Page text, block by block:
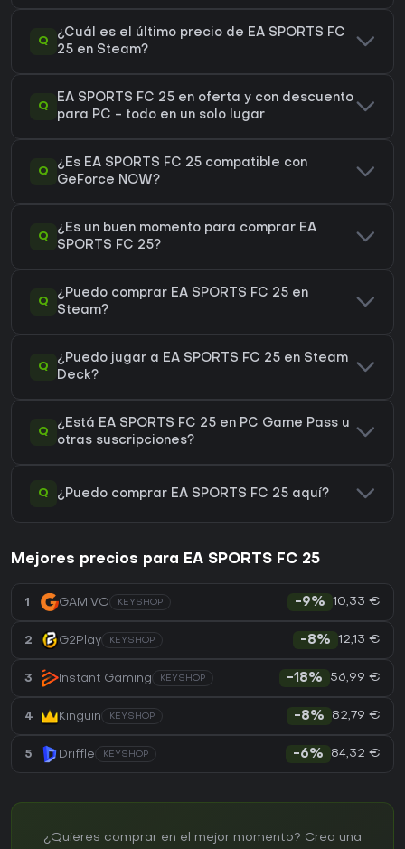
Q
¿Cuál es el último precio de EA SPORTS FC
25 en Steam?
Q
EA SPORTS FC 25 en oferta y con descuento
para PC - todo en un solo lugar
Q
¿Es EA SPORTS FC 25 compatible con
GeForce NOW?
Q
¿Es un buen momento para comprar EA
SPORTS FC 25?
Q
¿Puedo comprar EA SPORTS FC 25 en
Steam?
Q
¿Puedo jugar a EA SPORTS FC 25 en Steam
Deck?
Q
¿Está EA SPORTS FC 25 en PC Game Pass u
otras suscripciones?
Q ¿Puedo comprar EA SPORTS FC 25 aquí?
Mejores precios para EA SPORTS FC 25
1 GAMIVO KEYSHOP -9% 10,33 €
2 G2Play KEYSHOP -8% 12,13 €
3 Instant Gaming KEYSHOP -18% 56,99 €
4 Kinguin KEYSHOP -8% 82,79 €
5 Driffle KEYSHOP -6% 84,32 €
¿Quieres comprar en el mejor momento? Crea una